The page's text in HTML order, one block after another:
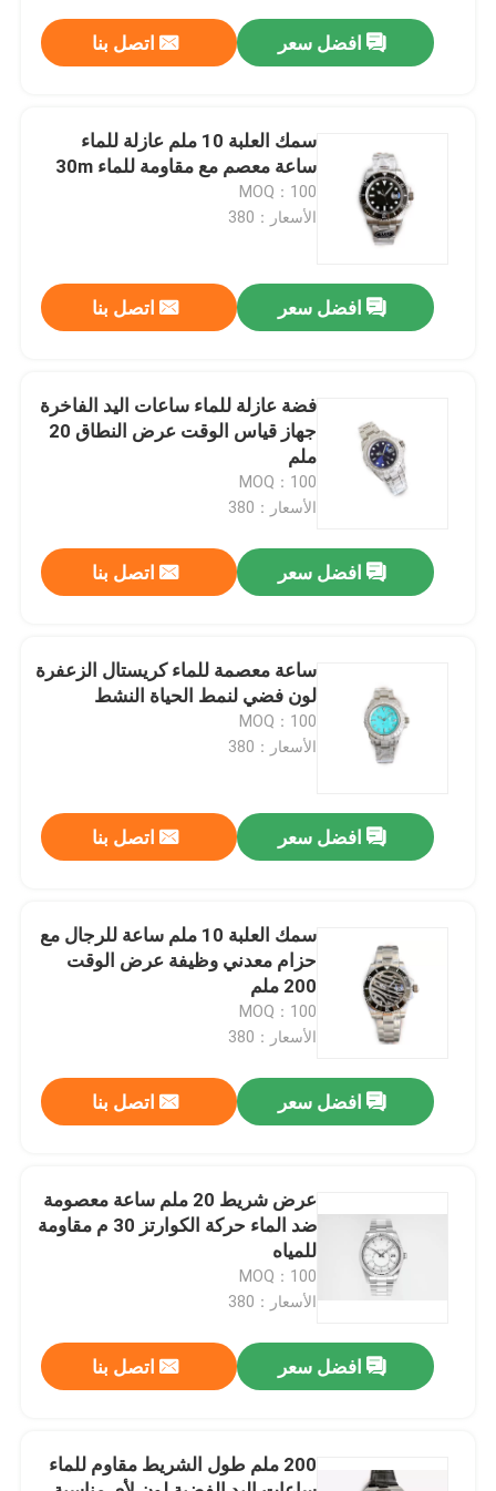
المنزل
فيديوهات
جولة في المصنع
اتصل بنا
اطلب اقتباس
ساعة يد كوارتز للرجال
افضل سعر اتصل بنا
سمك العلبة 10 ملم عازلة للماء
ساعة معصم مع مقاومة للماء 30m
MOQ：100
الأسعار：380
افضل سعر اتصل بنا
فضة عازلة للماء ساعات اليد الفاخرة
جهاز قياس الوقت عرض النطاق 20
ملم
MOQ：100
الأسعار：380
افضل سعر اتصل بنا
ساعة معصمة للماء كريستال الزعفرة
لون فضي لنمط الحياة النشط
MOQ：100
الأسعار：380
افضل سعر اتصل بنا
سمك العلبة 10 ملم ساعة للرجال مع
حزام معدني وظيفة عرض الوقت
200 ملم
MOQ：100
الأسعار：380
افضل سعر اتصل بنا
عرض شريط 20 ملم ساعة معصومة
ضد الماء حركة الكوارتز 30 م مقاومة
للمياه
MOQ：100
الأسعار：380
افضل سعر اتصل بنا
200 ملم طول الشريط مقاوم للماء